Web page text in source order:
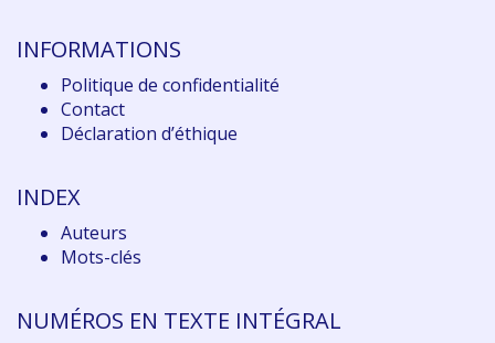
INFORMATIONS
Politique de confidentialité
Contact
Déclaration d’éthique
INDEX
Auteurs
Mots-clés
NUMÉROS EN TEXTE INTÉGRAL